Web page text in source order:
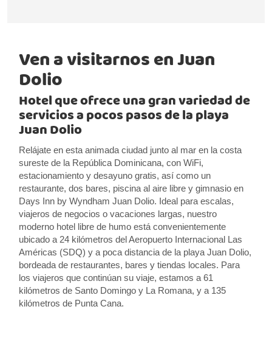
Ven a visitarnos en Juan
Dolio
Hotel que ofrece una gran variedad de
servicios a pocos pasos de la playa
Juan Dolio
Relájate en esta animada ciudad junto al mar en la costa
sureste de la República Dominicana, con WiFi,
estacionamiento y desayuno gratis, así como un
restaurante, dos bares, piscina al aire libre y gimnasio en
Days Inn by Wyndham Juan Dolio. Ideal para escalas,
viajeros de negocios o vacaciones largas, nuestro
moderno hotel libre de humo está convenientemente
ubicado a 24 kilómetros del Aeropuerto Internacional Las
Américas (SDQ) y a poca distancia de la playa Juan Dolio,
bordeada de restaurantes, bares y tiendas locales. Para
los viajeros que continúan su viaje, estamos a 61
kilómetros de Santo Domingo y La Romana, y a 135
kilómetros de Punta Cana.